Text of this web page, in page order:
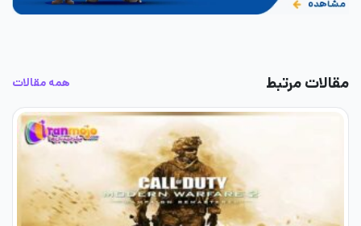
مقالات مرتبط همه مقالات